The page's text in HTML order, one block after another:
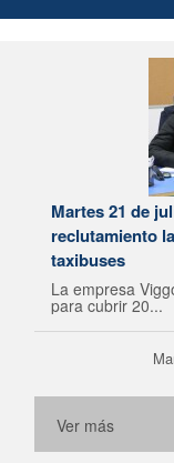
Martes 21 de
reclutamiento
taxibuses
La empresa
para cubrir 20...
Ver más